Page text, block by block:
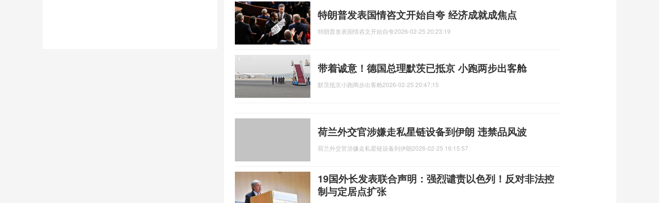
特朗普发表国情咨文开始自夸 经济成就成焦点
特朗普发表国情咨文开始自夸2026-02-25 20:23:19
带着诚意！德国总理默茨已抵京 小跑两步出客舱
默茨抵京小跑两步出客舱2026-02-25 20:47:15
荷兰外交官涉嫌走私星链设备到伊朗 违禁品风波
荷兰外交官涉嫌走私星链设备到伊朗2026-02-25 16:15:57
19国外长发表联合声明：强烈谴责以色列！反对非法控
制与定居点扩张